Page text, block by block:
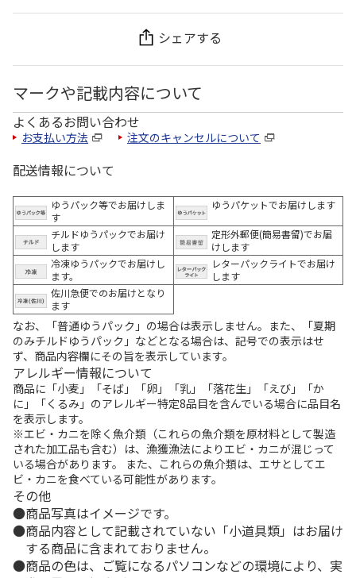
シェアする
マークや記載内容について
よくあるお問い合わせ
お支払い方法 注文のキャンセルについて
配送情報について
ゆうパック等でお届けしま
す
ゆうパケットでお届けします
チルドゆうパックでお届け
します
定形外郵便(簡易書留)でお届
けします
冷凍ゆうパックでお届けし
ます。
レターパックライトでお届け
します
佐川急便でのお届けとなり
ます
なお、「普通ゆうパック」の場合は表示しません。また、「夏期
のみチルドゆうパック」などとなる場合は、記号での表示はせ
ず、商品内容欄にその旨を表示しています。
アレルギー情報について
商品に「小麦」「そば」「卵」「乳」「落花生」「えび」「か
に」「くるみ」のアレルギー特定8品目を含んでいる場合に品目名
を表示します。
※エビ・カニを除く魚介類（これらの魚介類を原材料として製造
された加工品も含む）は、漁獲漁法によりエビ・カニが混じって
いる場合があります。 また、これらの魚介類は、エサとしてエ
ビ・カニを食べている可能性があります。
その他
商品写真はイメージです。
商品内容として記載されていない「小道具類」はお届け
する商品に含まれておりません。
商品の色は、ご覧になるパソコンなどの環境により、実